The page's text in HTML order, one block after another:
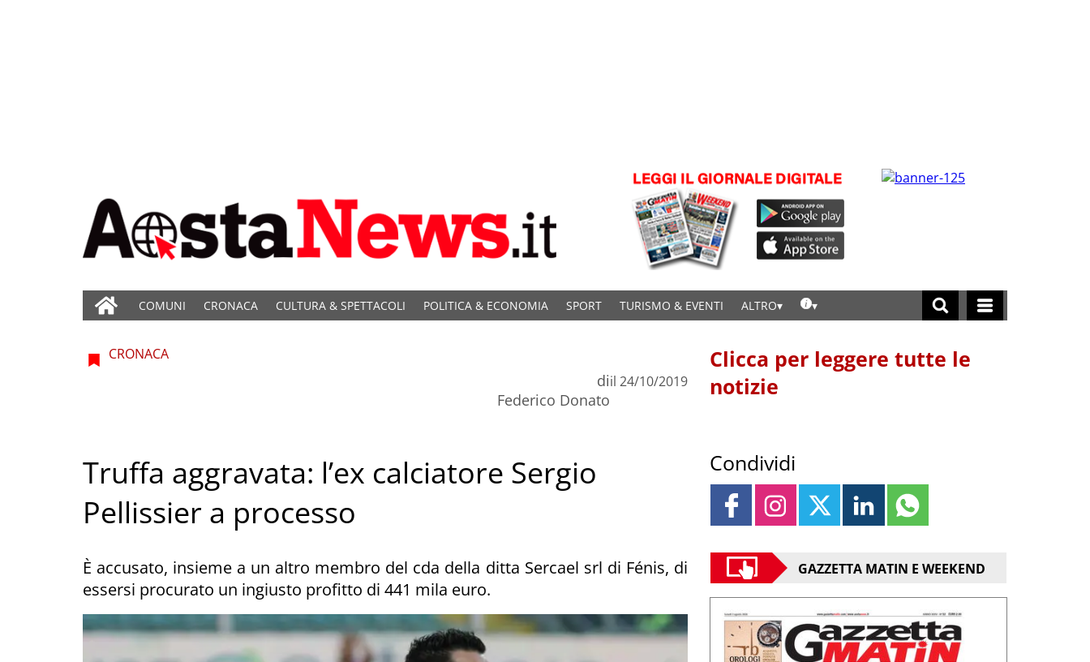
COMUNI CRONACA CULTURA & SPETTACOLI POLITICA & ECONOMIA SPORT TURISMO & EVENTI ALTRO
CRONACA
di
Federico Donato
il 24/10/2019
Truffa aggravata: l’ex calciatore Sergio
Pellissier a processo
È accusato, insieme a un altro membro del cda della ditta Sercael srl di Fénis, di
essersi procurato un ingiusto profitto di 441 mila euro.
Clicca per leggere tutte le
notizie
Condividi
GAZZETTA MATIN E WEEKEND